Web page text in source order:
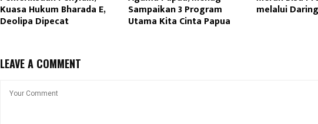
Kuasa Hukum Bharada E,
Deolipa Dipecat
Sampaikan 3 Program
Utama Kita Cinta Papua
melalui Daring
LEAVE A COMMENT